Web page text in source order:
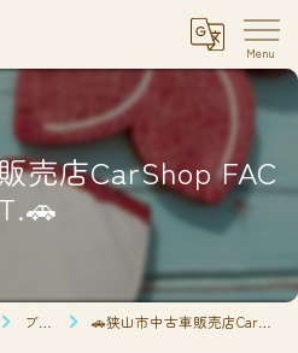
売店CarShop FAC
T.🚗
ブログ 🚗狭山市中古車販売店CarShop FACT.🚗